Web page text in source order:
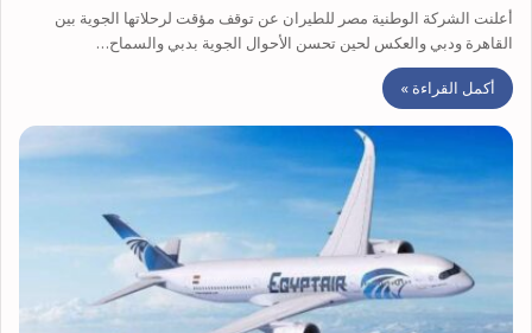
أعلنت الشركة الوطنية مصر للطيران عن توقف مؤقت لرحلاتها الجوية بين
القاهرة ودبي والعكس لحين تحسن الأحوال الجوية بدبي والسماح…
أكمل القراءة »